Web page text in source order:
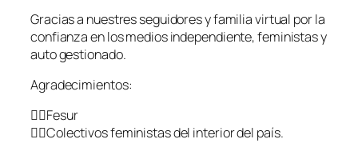
Gracias a nuestres seguidores y familia virtual por la
confianza en los medios independiente, feministas y
auto gestionado.
Agradecimientos:
👉🏾Fesur
👉🏾Colectivos feministas del interior del país.